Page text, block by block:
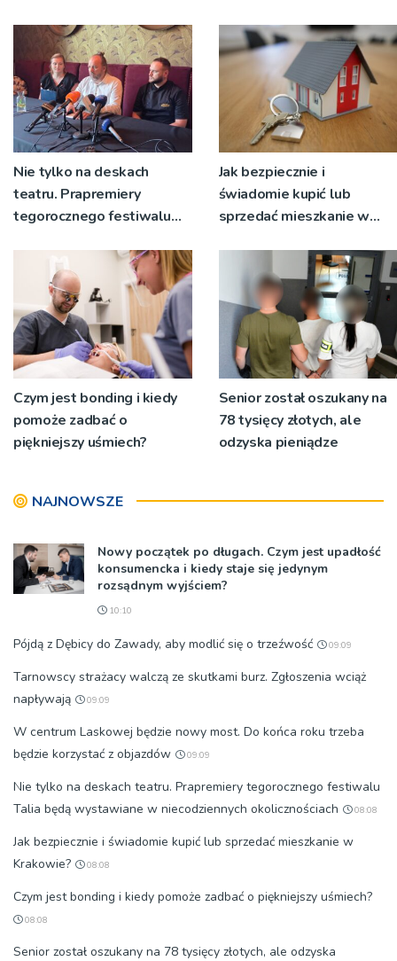
Nie tylko na deskach
teatru. Prapremiery
tegorocznego festiwalu
niecodziennych
okolicznościach
Jak bezpiecznie i
świadomie kupić lub
sprzedać mieszkanie w
Czym jest bonding i kiedy
pomoże zadbać o
piękniejszy uśmiech?
Senior został oszukany na
78 tysięcy złotych, ale
odzyska pieniądze
NAJNOWSZE
Nowy początek po długach. Czym jest upadłość
konsumencka i kiedy staje się jedynym
rozsądnym wyjściem?
10:10
Pójdą z Dębicy do Zawady, aby modlić się o trzeźwość 09:09
Tarnowscy strażacy walczą ze skutkami burz. Zgłoszenia wciąż
napływają
09:09
W centrum Laskowej będzie nowy most. Do końca roku trzeba
będzie korzystać z objazdów
09:09
Nie tylko na deskach teatru. Prapremiery tegorocznego festiwalu
Talia będą wystawiane w niecodziennych okolicznościach
08:08
Jak bezpiecznie i świadomie kupić lub sprzedać mieszkanie w
Krakowie?
08:08
Czym jest bonding i kiedy pomoże zadbać o piękniejszy uśmiech?
08:08
Senior został oszukany na 78 tysięcy złotych, ale odzyska